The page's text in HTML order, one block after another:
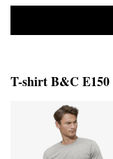
T-shirt B&C E150